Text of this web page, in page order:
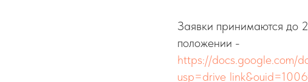
Заявки принимаются до
положении -
https://docs.google.com/